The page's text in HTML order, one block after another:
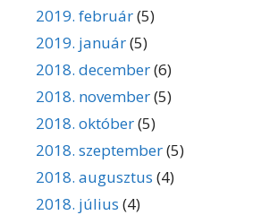
2019. február(5)
2019. január(5)
2018. december(6)
2018. november(5)
2018. október(5)
2018. szeptember(5)
2018. augusztus (4)
2018. július (4)